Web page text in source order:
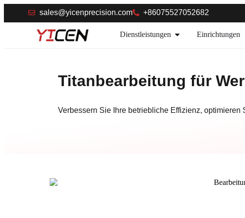
sales@yicenprecision.com +86075527052682
Dienstleistungen Einrichtungen
Titanbearbeitung für
Verbessern Sie Ihre betriebliche Effizienz,